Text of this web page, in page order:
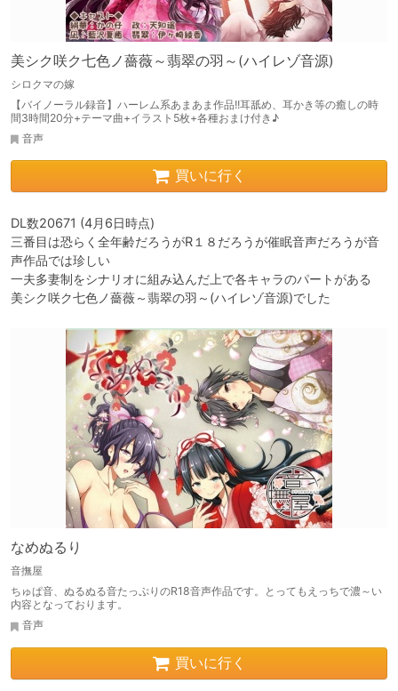
美シク咲ク七色ノ薔薇～翡翠の羽～(ハイレゾ音源)
シロクマの嫁
【バイノーラル録音】ハーレム系あまあま作品!!耳舐め、耳かき等の癒しの時
間3時間20分+テーマ曲+イラスト5枚+各種おまけ付き♪
音声
買いに行く
DL数20671 (4月6日時点)
三番目は恐らく全年齢だろうがR１８だろうが催眠音声だろうが音
声作品では珍しい
一夫多妻制をシナリオに組み込んだ上で各キャラのパートがある
美シク咲ク七色ノ薔薇～翡翠の羽～(ハイレゾ音源)でした
なめぬるり
音撫屋
ちゅぱ音、ぬるぬる音たっぷりのR18音声作品です。とってもえっちで濃～い
内容となっております。
音声
買いに行く